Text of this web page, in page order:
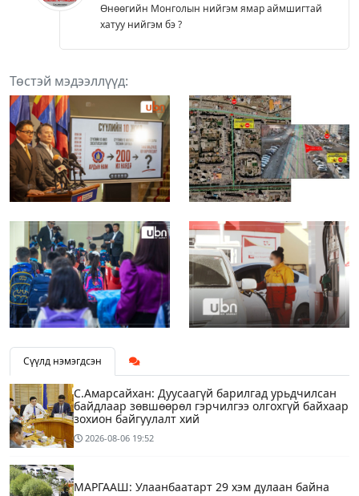
Өнөөгийн Монголын нийгэм ямар аймшигтай
хатуу нийгэм бэ ?
Төстэй мэдээллүүд:
Сүүлд нэмэгдсэн
С.Амарсайхан: Дуусаагүй барилгад урьдчилсан
байдлаар зөвшөөрөл гэрчилгээ олгохгүй байхаар
зохион байгуулалт хий
2026-08-06 19:52
МАРГААШ: Улаанбаатарт 29 хэм дулаан байна